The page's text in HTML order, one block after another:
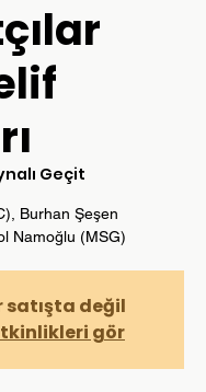
Geçit
Burhan Şeşen
Namoğlu (MSG)
satışta değil
gör